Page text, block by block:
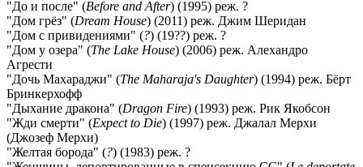
"До и после" (Before and After) (1995) реж. ?
"Дом грёз" (Dream House) (2011) реж. Джим Шеридан
"Дом с привидениями" (?) (19??) реж. ?
"Дом у озера" (The Lake House) (2006) реж. Алехандро
Агрести
"Дочь Махараджи" (The Maharaja's Daughter) (1994) реж. Бёрт
Бринкерхофф
"Дыхание дракона" (Dragon Fire) (1993) реж. Рик Якобсон
"Жди смерти" (Expect to Die) (1997) реж. Джалал Мерхи
(Джозеф Мерхи)
"Желтая борода" (?) (1983) реж. ?